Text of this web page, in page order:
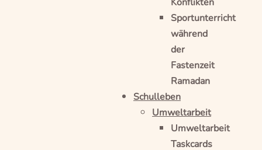
Sportunterricht
während
der
Fastenzeit
Ramadan
Schulleben
Umweltarbeit
Umweltarbeit
Taskcards